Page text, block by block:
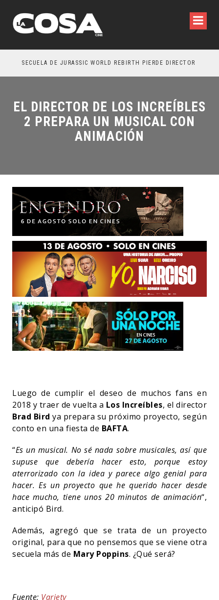
SECUELA DE JURASSIC WORLD REBIRTH PIERDE DIRECTOR
EL DIRECTOR DE LOS INCREÍBLES
2 PREPARA UN MUSICAL CON
ANIMACIÓN
Luego de cumplir el deseo de muchos fans en
2018 y traer de vuelta a Los Increíbles, el director
Brad Bird ya prepara su próximo proyecto, según
conto en una fiesta de BAFTA.
“Es un musical. No sé nada sobre musicales, así que
supuse que debería hacer esto, porque estoy
aterrorizado con la idea y parece algo genial para
hacer. Es un proyecto que he querido hacer desde
hace mucho, tiene unos 20 minutos de animación“,
anticipó Bird.
Además, agregó que se trata de un proyecto
original, para que no pensemos que se viene otra
secuela más de Mary Poppins. ¿Qué será?
Fuente: Variety